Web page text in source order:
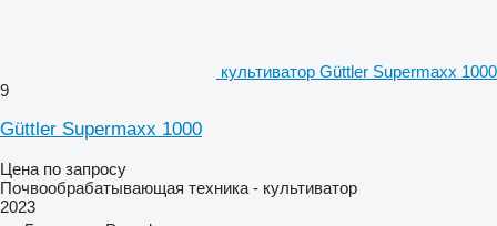
культиватор Güttler Supermaxx 1000
9
Güttler Supermaxx 1000
Цена по запросу
Почвообрабатывающая техника - культиватор
2023